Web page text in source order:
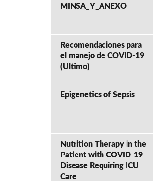
MINSA_Y_ANEXO
Recomendaciones para
el manejo de COVID-19
(Ultimo)
Epigenetics of Sepsis
Nutrition Therapy in the
Patient with COVID-19
Disease Requiring ICU
Care